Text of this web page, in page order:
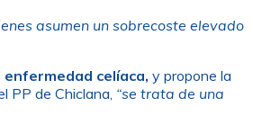
asumen un sobrecoste elevado
celíaca, y propone la
PP de Chiclana, “se trata de una